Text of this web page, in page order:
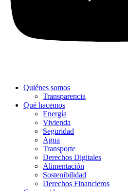
Quiénes somos
Transparencia
Qué hacemos
Energía
Vivienda
Seguridad
Agua
Transporte
Derechos Digitales
Alimentación
Sostenibilidad
Derechos Financieros